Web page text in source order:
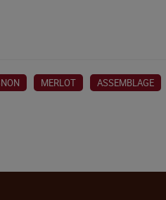
MERLOT ASSEMBLAGE